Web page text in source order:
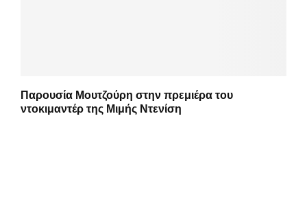
Παρουσία Μουτζούρη στην πρεμιέρα του
ντοκιμαντέρ της Μιμής Ντενίση